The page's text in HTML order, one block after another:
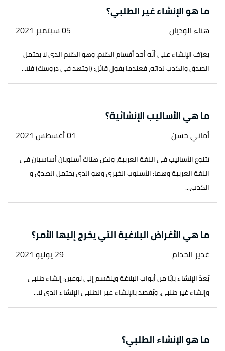
ما هو الإنشاء غير الطلبي؟
هناء الوديان 05 سبتمبر 2021
يعرّف الإنشاء على أنّه أحد أقسام الكلام، وهو الكلام الذي لا يحتمل
الصدق والكذب لذاته، فعندما يقول قائل: (اجتهد في دروسك) فلا...
ما هي الأساليب الإنشائية؟
أماني حسن 01 أغسطس 2021
تتنوع الأساليب في اللغة العربية، ولكن هناك أسلوبان أساسيان في
اللغة العربية وهما: الأسلوب الخبري وهو الذي يحتمل الصدق و
الكذب،...
ما هي الأغراض البلاغية التي يخرج إليها الأمر؟
غدير الخدام 29 يوليو 2021
يُعدّ الإنشاء بابًا من أبواب البلاغة وينقسم إلى نوعين: إنشاء طلبي
وإنشاء غير طلبي، ويُقصد بالإنشاء غير الطلبي الإنشاء الذي لا...
ما هو الإنشاء الطلبي؟